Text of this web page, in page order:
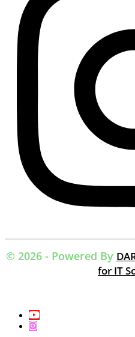
© 2026 - Powered By
for IT